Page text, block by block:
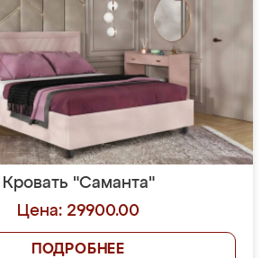
Кровать "Саманта"
Цена: 29900.00
ПОДРОБНЕЕ